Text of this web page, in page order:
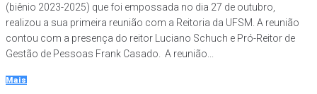
(biênio 2023-2025) que foi empossada no dia 27 de outubro,
realizou a sua primeira reunião com a Reitoria da UFSM. A reunião
contou com a presença do reitor Luciano Schuch e Pró-Reitor de
Gestão de Pessoas Frank Casado. A reunião...
Mais